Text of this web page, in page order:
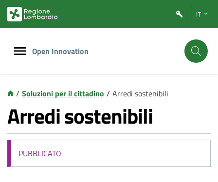
contenuto
footer
IT
Open Innovation
/ Soluzioni per il cittadino / Arredi sostenibili
Arredi sostenibili
PUBBLICATO